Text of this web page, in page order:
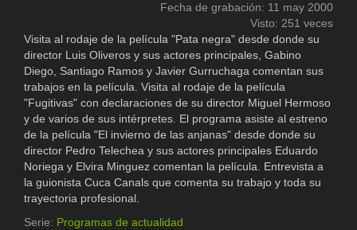
Fecha de grabación: 11 may 2000
Visto: 251 veces
Visita al rodaje de la película "Pata negra" desde donde su
director Luis Oliveros y sus actores principales, Gabino
Diego, Santiago Ramos y Javier Gurruchaga comentan sus
trabajos en la película. Visita al rodaje de la película
"Fugitivas" con declaraciones de su director Miguel Hermoso
y de varios de sus intérpretes. El programa asiste al estreno
de la película "El invierno de las anjanas" desde donde su
director Pedro Telechea y sus actores principales Eduardo
Noriega y Elvira Minguez comentan la película. Entrevista a
la guionista Cuca Canals que comenta su trabajo y toda su
trayectoria profesional.
Serie: Programas de actualidad